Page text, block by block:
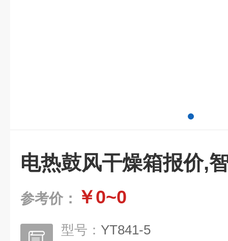
电热鼓风干燥箱报价,
参考价： ￥0~0
型号： YT841-5